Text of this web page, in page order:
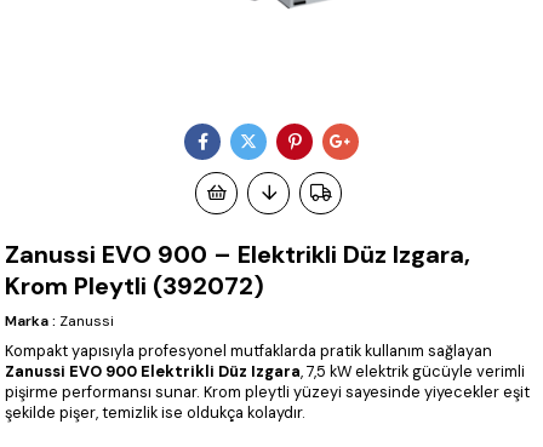
Zanussi EVO 900 – Elektrikli Düz Izgara,
Krom Pleytli (392072)
Marka : Zanussi
Kompakt yapısıyla profesyonel mutfaklarda pratik kullanım sağlayan
Zanussi EVO 900 Elektrikli Düz Izgara, 7,5 kW elektrik gücüyle verimli
pişirme performansı sunar. Krom pleytli yüzeyi sayesinde yiyecekler eşit
şekilde pişer, temizlik ise oldukça kolaydır.